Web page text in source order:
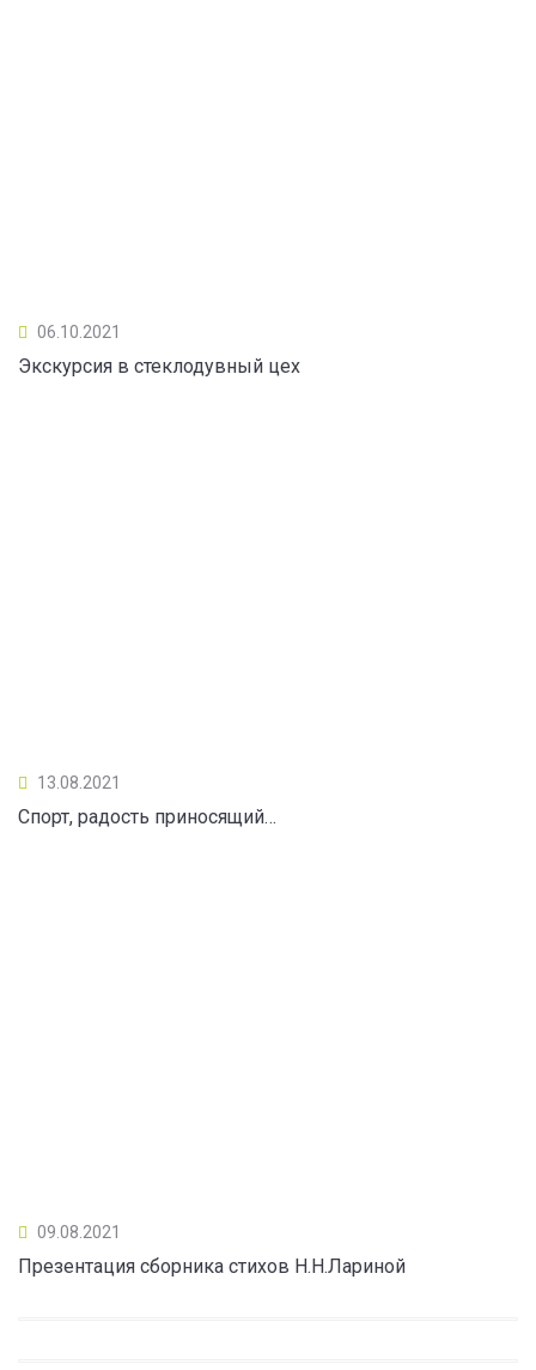
06.10.2021
Экскурсия в стеклодувный цех
13.08.2021
Спорт, радость приносящий…
09.08.2021
Презентация сборника стихов Н.Н.Лариной